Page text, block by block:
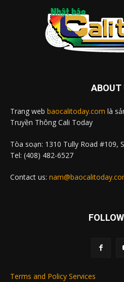
ABOUT
Trang web baocalitoday.com là
Truyền Thông Cali Today
Tòa soạn: 1310 Tully Road #109,
Tel: (408) 482-6527
Contact us:
Terms and Policy Services